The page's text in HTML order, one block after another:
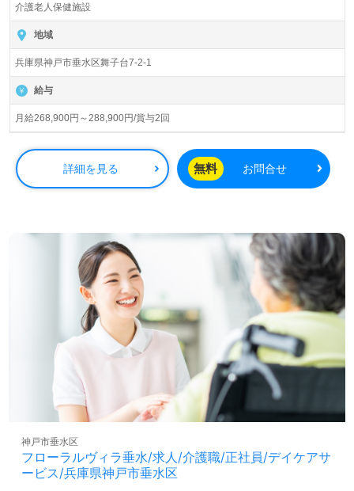
入居定員100名（従来型個室/多床室）『老人保健施設舞子
台』医療法人浩生会（本部：兵庫県神戸市）様の運営で
す。兵庫県を中心に介護老人保健施設、訪問看護/介護、シ
ョートステイ、通所リハビリテーション、グループホー
ム、居宅介護支援事業を展開されています。
◎ご利用者様の身体機能の回復をサポート！質の高い『医
療ケア×介護サポート×リハビリテーション』を実現される
事業所様！◎
病院や施設等でのリハビリ、機能訓練指導員経験のある方
をお迎えします。介護老人保健施設での勤務経験は問いま
様のお役に立ちたい、経験/資格を活かしたい』『専門性を
深めたい、キャリアの幅を広げたい』『働きがいを感じな
がら仕事をしたい』『施設形態や環境を変えて働きたい』
等の方も大歓迎です。募集詳細等、担当コンサルタントよ
りご案内します。お問い合わせも遠慮なくお願いします。
全国の求人ご紹介！医療/福祉業界の正社員/パート求人探
しは【ウィルオブ介護】＊求人情報収集、将来的に検討の
LINE、メール、お電話などご希望に応じてお問い合わせ/ご
相談可能です。転職相談、求人紹介、年収交渉など完全無
料サービスをご利用いただけます。＜非公開求人も取扱い
せお待ちしております。
介護老人保健施設
地域
兵庫県神戸市垂水区舞子台7-2-1
給与
月給268,900円～288,900円/賞与2回
詳細を見る 無料 お問合せ
フローラルヴィラ垂水/求人/介護職/正社員/デイケアサ
ービス/兵庫県神戸市垂水区
神戸市垂水区